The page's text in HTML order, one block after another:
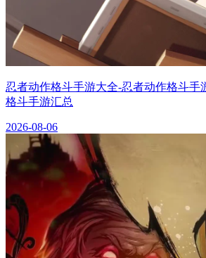
忍者动作格斗手游大全-忍者动作格斗手
格斗手游汇总
2026-08-06